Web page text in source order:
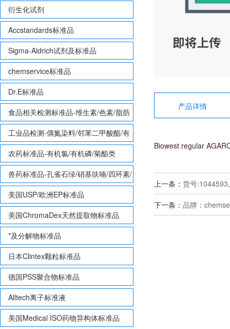
致敏性香味剂标准品
衍生化试剂
Accstandards标准品
Sigma-Aldrich试剂及标准品
chemservice标准品
Dr.E标准品
食品相关检测标准品-维生素/色素/脂肪
酸甲酯等
工业品检测-偶氮染料/邻苯二甲酸酯/有
机锡/多溴联苯/多溴联苯醚/多氯联苯
农药标准品-有机氯/有机磷/菊酯类
兽药标准品-孔雀石绿/硝基呋喃/四环素/
磺胺等
美国USP/欧洲EP标准品
美国ChromaDex天然提取物标准品
*及分解物标准品
日本Clintex颗粒标准品
德国PSS聚合物标准品
Alltech离子标准液
美国Medical ISO药物异构体标准品
产品详情
Biowest regular
上一条： 货号
下一条： 品牌：